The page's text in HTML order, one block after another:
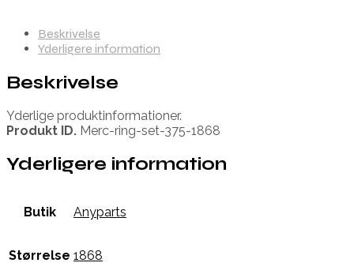
Beskrivelse
Yderligere information
Beskrivelse
Yderlige produktinformationer.
Produkt ID. Merc-ring-set-375-1868
Yderligere information
Butik Anyparts
Størrelse 1868